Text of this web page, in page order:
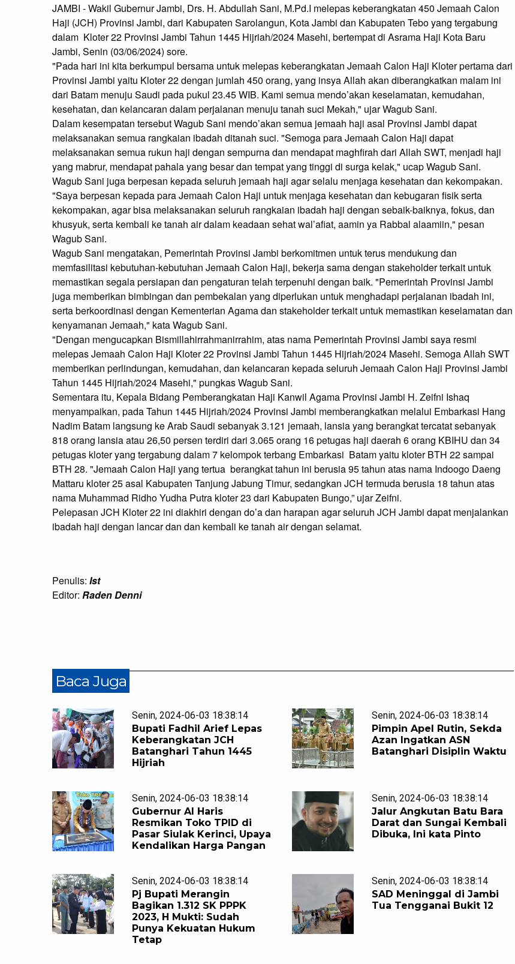
JAMBI - Wakil Gubernur Jambi, Drs. H. Abdullah Sani, M.Pd.I melepas keberangkatan 450 Jemaah Calon
Haji (JCH) Provinsi Jambi, dari Kabupaten Sarolangun, Kota Jambi dan Kabupaten Tebo yang tergabung
dalam Kloter 22 Provinsi Jambi Tahun 1445 Hijriah/2024 Masehi, bertempat di Asrama Haji Kota Baru
Jambi, Senin (03/06/2024) sore.
"Pada hari ini kita berkumpul bersama untuk melepas keberangkatan Jemaah Calon Haji Kloter pertama dari
Provinsi Jambi yaitu Kloter 22 dengan jumlah 450 orang, yang insya Allah akan diberangkatkan malam ini
dari Batam menuju Saudi pada pukul 23.45 WIB. Kami semua mendo’akan keselamatan, kemudahan,
kesehatan, dan kelancaran dalam perjalanan menuju tanah suci Mekah," ujar Wagub Sani.
Dalam kesempatan tersebut Wagub Sani mendo’akan semua jemaah haji asal Provinsi Jambi dapat
melaksanakan semua rangkaian ibadah ditanah suci. "Semoga para Jemaah Calon Haji dapat
melaksanakan semua rukun haji dengan sempurna dan mendapat maghfirah dari Allah SWT, menjadi haji
yang mabrur, mendapat pahala yang besar dan tempat yang tinggi di surga kelak," ucap Wagub Sani.
Wagub Sani juga berpesan kepada seluruh jemaah haji agar selalu menjaga kesehatan dan kekompakan.
"Saya berpesan kepada para Jemaah Calon Haji untuk menjaga kesehatan dan kebugaran fisik serta
kekompakan, agar bisa melaksanakan seluruh rangkaian ibadah haji dengan sebaik-baiknya, fokus, dan
khusyuk, serta kembali ke tanah air dalam keadaan sehat wal’afiat, aamin ya Rabbal alaamiin," pesan
Wagub Sani.
Wagub Sani mengatakan, Pemerintah Provinsi Jambi berkomitmen untuk terus mendukung dan
memfasilitasi kebutuhan-kebutuhan Jemaah Calon Haji, bekerja sama dengan stakeholder terkait untuk
memastikan segala persiapan dan pengaturan telah terpenuhi dengan baik. "Pemerintah Provinsi Jambi
juga memberikan bimbingan dan pembekalan yang diperlukan untuk menghadapi perjalanan ibadah ini,
serta berkoordinasi dengan Kementerian Agama dan stakeholder terkait untuk memastikan keselamatan dan
kenyamanan Jemaah," kata Wagub Sani.
"Dengan mengucapkan Bismillahirrahmanirrahim, atas nama Pemerintah Provinsi Jambi saya resmi
melepas Jemaah Calon Haji Kloter 22 Provinsi Jambi Tahun 1445 Hijriah/2024 Masehi. Semoga Allah SWT
memberikan perlindungan, kemudahan, dan kelancaran kepada seluruh Jemaah Calon Haji Provinsi Jambi
Tahun 1445 Hijriah/2024 Masehi," pungkas Wagub Sani.
Sementara itu, Kepala Bidang Pemberangkatan Haji Kanwil Agama Provinsi Jambi H. Zeifni Ishaq
menyampaikan, pada Tahun 1445 Hijriah/2024 Provinsi Jambi memberangkatkan melalui Embarkasi Hang
Nadim Batam langsung ke Arab Saudi sebanyak 3.121 jemaah, lansia yang berangkat tercatat sebanyak
818 orang lansia atau 26,50 persen terdiri dari 3.065 orang 16 petugas haji daerah 6 orang KBIHU dan 34
petugas kloter yang tergabung dalam 7 kelompok terbang Embarkasi Batam yaitu kloter BTH 22 sampai
BTH 28. "Jemaah Calon Haji yang tertua berangkat tahun ini berusia 95 tahun atas nama Indoogo Daeng
Mattaru kloter 25 asal Kabupaten Tanjung Jabung Timur, sedangkan JCH termuda berusia 18 tahun atas
nama Muhammad Ridho Yudha Putra kloter 23 dari Kabupaten Bungo,” ujar Zeifni.
Pelepasan JCH Kloter 22 ini diakhiri dengan do’a dan harapan agar seluruh JCH Jambi dapat menjalankan
ibadah haji dengan lancar dan dan kembali ke tanah air dengan selamat.
Penulis: Ist
Editor: Raden Denni
Baca Juga
Senin, 2024-06-03 18:38:14
Bupati Fadhil Arief Lepas
Keberangkatan JCH
Batanghari Tahun 1445
Hijriah
Senin, 2024-06-03 18:38:14
Pimpin Apel Rutin, Sekda
Azan Ingatkan ASN
Batanghari Disiplin Waktu
Senin, 2024-06-03 18:38:14
Gubernur Al Haris
Resmikan Toko TPID di
Pasar Siulak Kerinci, Upaya
Kendalikan Harga Pangan
Senin, 2024-06-03 18:38:14
Jalur Angkutan Batu Bara
Darat dan Sungai Kembali
Dibuka, Ini kata Pinto
Senin, 2024-06-03 18:38:14
Pj Bupati Merangin
Bagikan 1.312 SK PPPK
2023, H Mukti: Sudah
Punya Kekuatan Hukum
Tetap
Senin, 2024-06-03 18:38:14
SAD Meninggal di Jambi
Tua Tengganai Bukit 12